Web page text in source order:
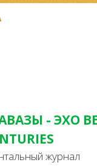
- ЭХО
журнал